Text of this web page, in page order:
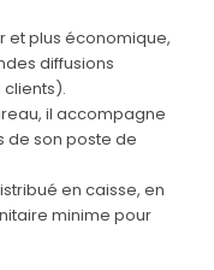
et plus économique,
diffusions
il accompagne
de son poste de
en caisse, en
minime pour